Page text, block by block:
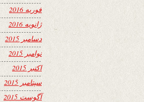
فوریه 2016
ژانویه 2016
دسامبر 2015
نوامبر 2015
اکتبر 2015
سپتامبر 2015
آگوست 2015